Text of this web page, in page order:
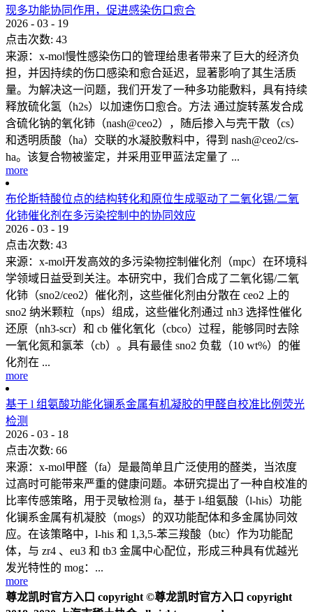
现多功能协同作用，促进感染伤口愈合
2026 - 03 - 19
点击次数: 43
来源：x-mol慢性感染伤口的管理给患者带来了巨大的经济负
担，并因持续的伤口感染和愈合延迟，显著影响了其生活质
量。为解决这一问题，我们开发了一种多功能敷料，具有持续
释放硫化氢（h2s）以加速伤口愈合。方法 通过旋转蒸发合成
含硫化钠的氧化铈（nash@ceo2），随后掺入与壳干散（cs）
和透明质酸（ha）交联的水凝胶敷料中，得到 nash@ceo2/cs-
ha。该复合物被鉴定，并采用亚甲蓝法定量了 ...
more
布伦斯特酸位点的结构转化和原位生成驱动了二氧化锡/二氧
化铈催化剂在多污染控制中的协同效应
2026 - 03 - 19
点击次数: 43
来源：x-mol开发高效的多污染物控制催化剂（mpc）在环境科
学领域日益受到关注。本研究中，我们合成了二氧化锡/二氧
化铈（sno2/ceo2）催化剂，这些催化剂由分散在 ceo2 上的
sno2 纳米颗粒（nps）组成，这些催化剂通过 nh3 选择性催化
还原（nh3-scr）和 cb 催化氧化（cbco）过程，能够同时去除
一氧化氮和氯苯（cb）。具有最佳 sno2 负载（10 wt%）的催
化剂在 ...
more
基于 l 组氨酸功能化镧系金属有机凝胶的甲醛自校准比例荧光
检测
2026 - 03 - 18
点击次数: 66
来源：x-mol甲醛（fa）是最简单且广泛使用的醛类，当浓度
过高时可能带来严重的健康问题。本研究提出了一种自校准的
比率传感策略，用于灵敏检测 fa，基于 l-组氨酸（l-his）功能
化镧系金属有机凝胶（mogs）的双功能配体和多金属协同效
应。在该策略中，l-his 和 1,3,5-苯三羧酸（btc）作为功能配
体，与 zr4 、eu3 和 tb3 金属中心配位，形成三种具有优越光
发光特性的 mog：...
more
尊龙凯时官方入口 copyright ©尊龙凯时官方入口 copyright